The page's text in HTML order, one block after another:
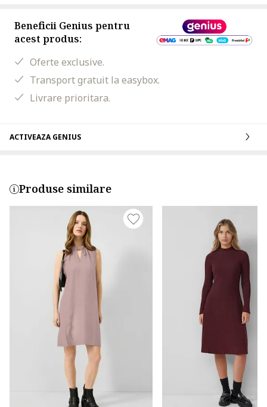
Beneficii Genius pentru
acest produs:
Oferte exclusive.
Transport gratuit la easybox.
Livrare prioritara.
ACTIVEAZA GENIUS
Produse similare